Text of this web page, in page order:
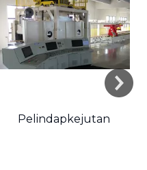
Pelindapkejutan